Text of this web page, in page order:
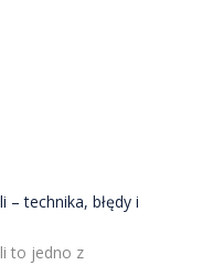
– technika, błędy i
to jedno z